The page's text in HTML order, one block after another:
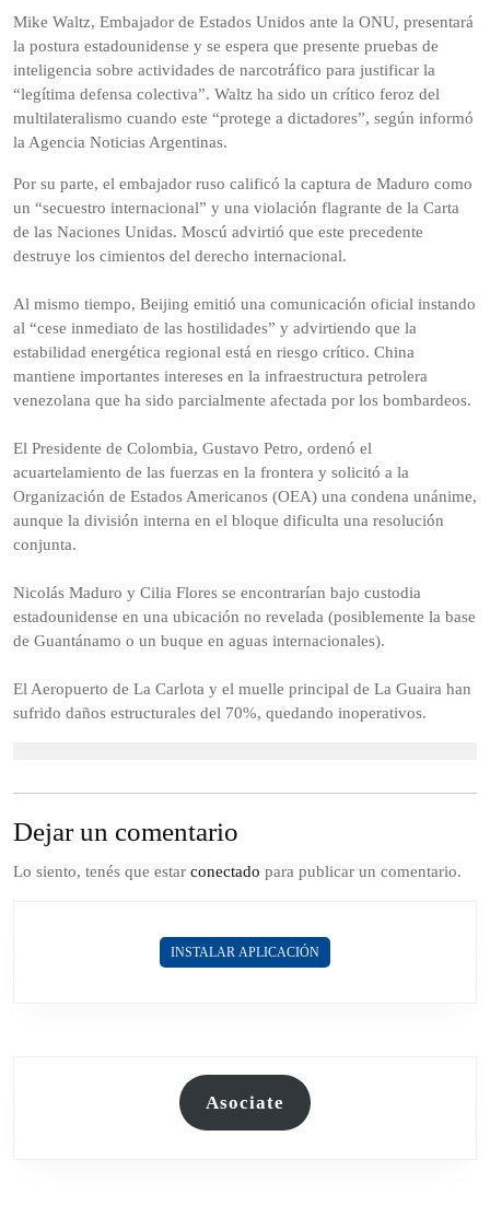
Mike Waltz, Embajador de Estados Unidos ante la ONU, presentará
la postura estadounidense y se espera que presente pruebas de
inteligencia sobre actividades de narcotráfico para justificar la
“legítima defensa colectiva”. Waltz ha sido un crítico feroz del
multilateralismo cuando este “protege a dictadores”, según informó
la Agencia Noticias Argentinas.
Por su parte, el embajador ruso calificó la captura de Maduro como
un “secuestro internacional” y una violación flagrante de la Carta
de las Naciones Unidas. Moscú advirtió que este precedente
destruye los cimientos del derecho internacional.
Al mismo tiempo, Beijing emitió una comunicación oficial instando
al “cese inmediato de las hostilidades” y advirtiendo que la
estabilidad energética regional está en riesgo crítico. China
mantiene importantes intereses en la infraestructura petrolera
venezolana que ha sido parcialmente afectada por los bombardeos.
El Presidente de Colombia, Gustavo Petro, ordenó el
acuartelamiento de las fuerzas en la frontera y solicitó a la
Organización de Estados Americanos (OEA) una condena unánime,
aunque la división interna en el bloque dificulta una resolución
conjunta.
Nicolás Maduro y Cilia Flores se encontrarían bajo custodia
estadounidense en una ubicación no revelada (posiblemente la base
de Guantánamo o un buque en aguas internacionales).
El Aeropuerto de La Carlota y el muelle principal de La Guaira han
sufrido daños estructurales del 70%, quedando inoperativos.
Dejar un comentario
Lo siento, tenés que estar conectado para publicar un comentario.
INSTALAR APLICACIÓN
Asociate